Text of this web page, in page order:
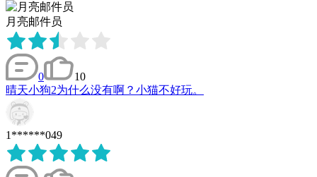
月亮邮件员
0
10
晴天小狗2为什么没有啊？小猫不好玩。
1******049